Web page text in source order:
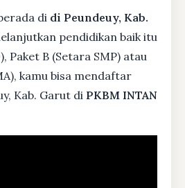
di di Peundeuy, Kab.
pendidikan baik itu
Paket B (Setara SMP) atau
kamu bisa mendaftar
Kab. Garut di PKBM INTAN